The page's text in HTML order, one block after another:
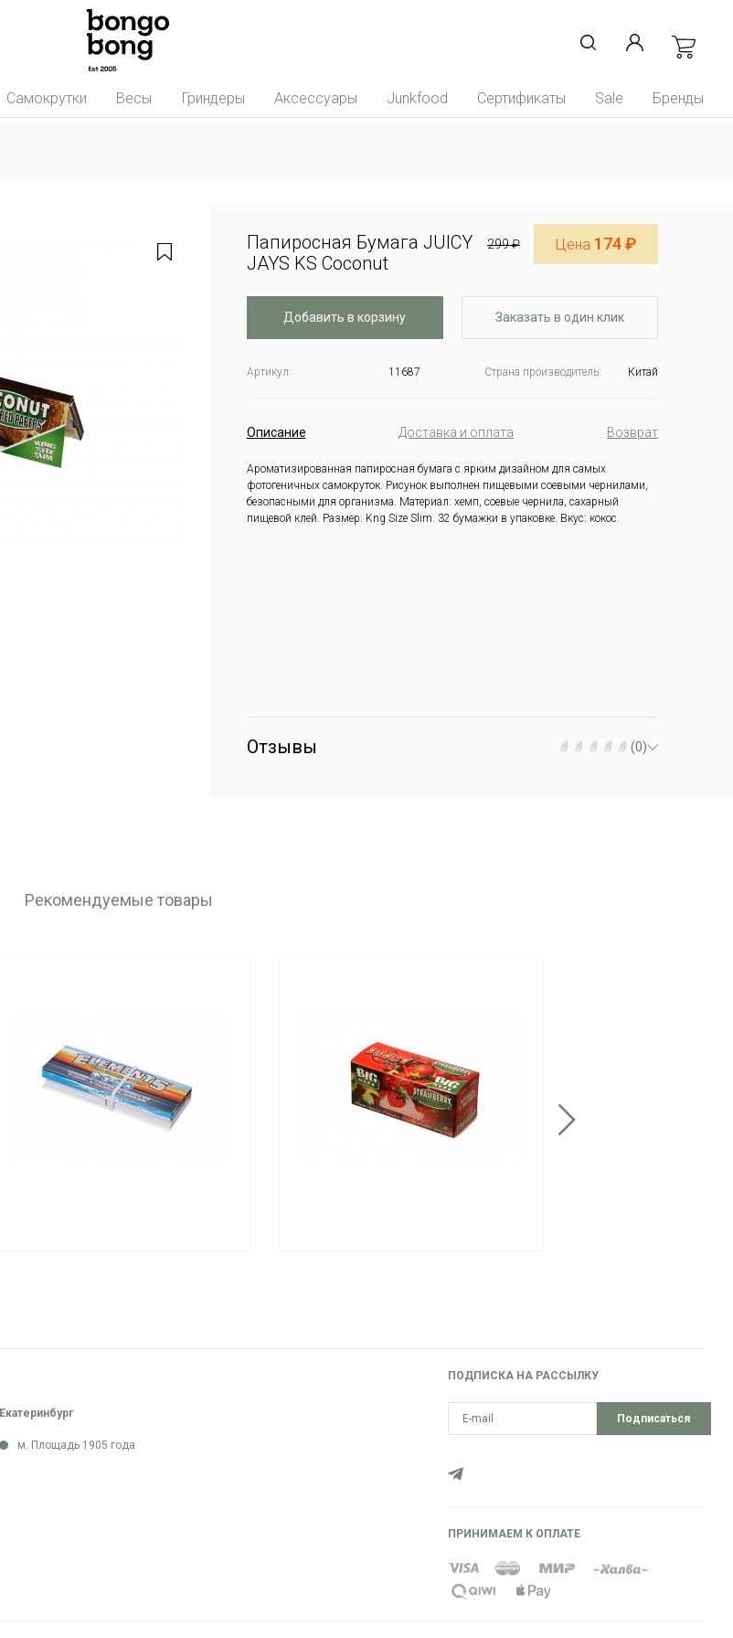
Самокрутки Весы Гриндеры Аксессуары Junkfood Сертификаты Sale Бренды
Папиросная Бумага JUICY
JAYS KS Coconut
299 ₽ Цена 174 ₽
Добавить в корзину Заказать в один клик
Артикул: 11687 Страна производитель: Китай
Описание Доставка и оплата Возврат
Ароматизированная папиросная бумага с ярким дизайном для самых
фотогеничных самокруток. Рисунок выполнен пищевыми соевыми чернилами,
безопасными для организма. Материал: хемп, соевые чернила, сахарный
пищевой клей. Размер: Kng Size Slim. 32 бумажки в упаковке. Вкус: кокос.
Отзывы (0)
Рекомендуемые товары
Екатеринбург
м. Площадь 1905 года
ПОДПИСКА НА РАССЫЛКУ
Подписаться
ПРИНИМАЕМ К ОПЛАТЕ